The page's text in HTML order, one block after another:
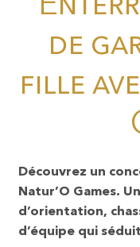
de
fille
Découvrez un
Natur’O Games.
d’orientation,
d’équipe qui